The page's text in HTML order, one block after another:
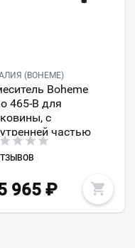
(BOHEME)
Boheme
465-B для
с
частью
965₽